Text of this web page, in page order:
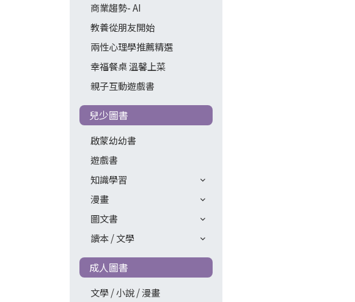
商業趨勢- AI
教養從朋友開始
兩性心理學推薦精選
幸福餐桌 溫馨上菜
親子互動遊戲書
兒少圖書
啟蒙幼幼書
遊戲書
知識學習
漫畫
圖文書
讀本 / 文學
成人圖書
文學 / 小說 / 漫畫